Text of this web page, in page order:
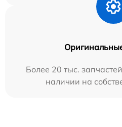
Более 20 тыс.
наличии на